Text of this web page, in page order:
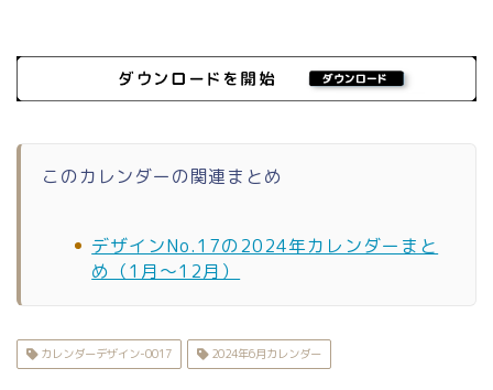
このカレンダーの関連まとめ
デザインNo.17の2024年カレンダーまと
め（1月〜12月）
カレンダーデザイン-0017 2024年6月カレンダー